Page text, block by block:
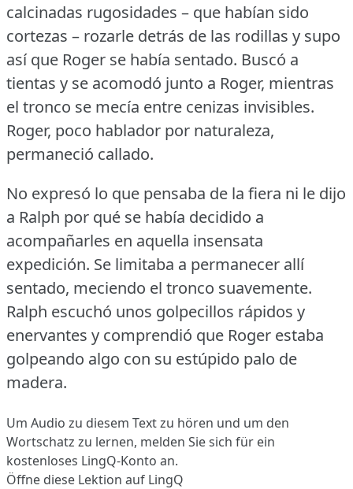
calcinadas rugosidades – que habían sido
cortezas – rozarle detrás de las rodillas y supo
así que Roger se había sentado. Buscó a
tientas y se acomodó junto a Roger, mientras
el tronco se mecía entre cenizas invisibles.
Roger, poco hablador por naturaleza,
permaneció callado.
No expresó lo que pensaba de la fiera ni le dijo
a Ralph por qué se había decidido a
acompañarles en aquella insensata
expedición. Se limitaba a permanecer allí
sentado, meciendo el tronco suavemente.
Ralph escuchó unos golpecillos rápidos y
enervantes y comprendió que Roger estaba
golpeando algo con su estúpido palo de
madera.
Um Audio zu diesem Text zu hören und um den
Wortschatz zu lernen, melden Sie sich für ein
kostenloses LingQ-Konto an.
Öffne diese Lektion auf LingQ